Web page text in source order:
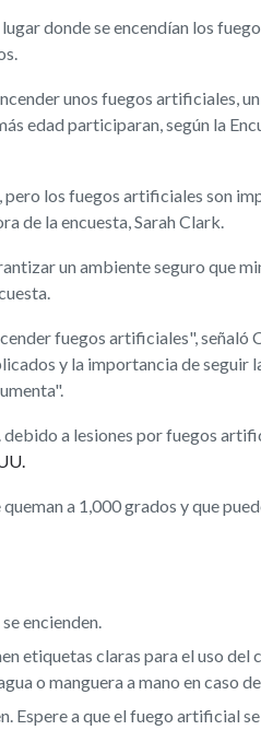
donde se encendían los
unos fuegos artificiales,
edad participaran, según la
los fuegos artificiales son
de la encuesta, Sarah Clark.
un ambiente seguro que
fuegos artificiales", señaló
y la importancia de seguir
a lesiones por fuegos
a 1,000 grados y que
encienden.
etiquetas claras para el uso
o manguera a mano en caso
Espere a que el fuego artificial